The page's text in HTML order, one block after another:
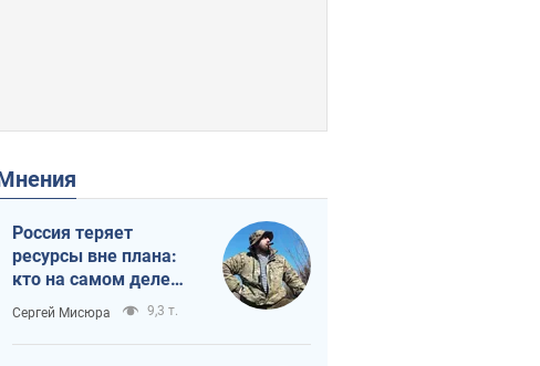
Мнения
Россия теряет
ресурсы вне плана:
кто на самом деле
диктует темп войны
Сергей Мисюра 9,3 т.